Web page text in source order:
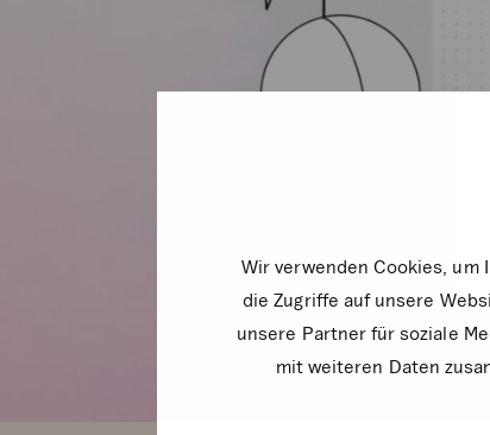
Wir verwenden Cookies, um
die Zugriffe auf unsere
unsere Partner für soziale
mit weiteren Daten